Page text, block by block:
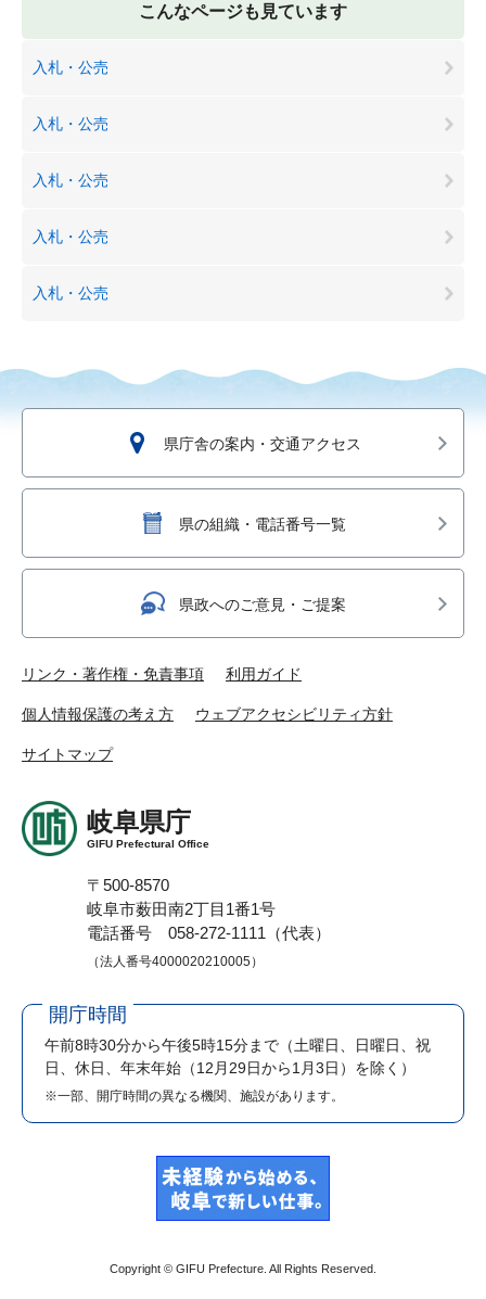
こんなページも見ています
入札・公売
入札・公売
入札・公売
入札・公売
入札・公売
県庁舎の案内・交通アクセス
県の組織・電話番号一覧
県政へのご意見・ご提案
リンク・著作権・免責事項 利用ガイド
個人情報保護の考え方 ウェブアクセシビリティ方針
サイトマップ
岐阜県庁
GIFU Prefectural Office
〒500-8570
岐阜市薮田南2丁目1番1号
電話番号 058-272-1111（代表）
（法人番号4000020210005）
開庁時間
午前8時30分から午後5時15分まで （土曜日、日曜日、祝
日、休日、年末年始（12月29日から1月3日）を除く）
※一部、開庁時間の異なる機関、施設があります。
Copyright © GIFU Prefecture. All Rights Reserved.